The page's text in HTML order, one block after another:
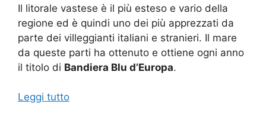
Il litorale vastese è il più esteso e vario della
regione ed è quindi uno dei più apprezzati da
parte dei villeggianti italiani e stranieri. Il mare
da queste parti ha ottenuto e ottiene ogni anno
il titolo di Bandiera Blu d’Europa.
Leggi tutto